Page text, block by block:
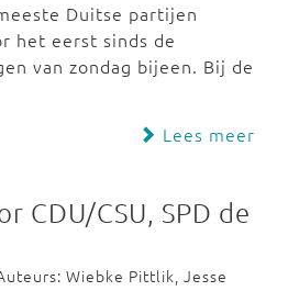
Duitse partijen
het eerst sinds de
van zondag bijeen. Bij de
Lees meer
CDU/CSU, SPD de
Wiebke Pittlik, Jesse